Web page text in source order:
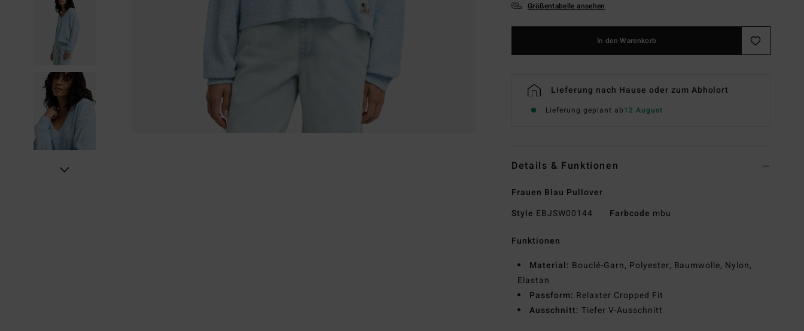
Größentabelle ansehen
In den Warenkorb
Lieferung nach Hause oder zum Abholort
Lieferung geplant ab12 August
Details & Funktionen
Frauen Blau Pullover
Style EBJSW00144 Farbcode mbu
Funktionen
Material: Bouclé-Garn, Polyester, Baumwolle, Nylon,
Elastan
Passform: Relaxter Cropped Fit
Ausschnitt: Tiefer V-Ausschnitt